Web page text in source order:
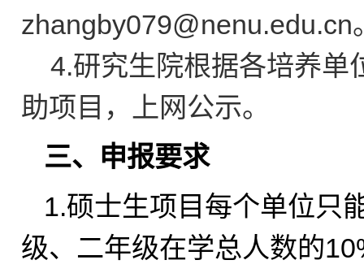
zhangby079@nenu.edu.cn
4.研究生院根据各培养单
助项目，上网公示。
三、申报要求
1.硕士生项目每个单位只
级、二年级在学总人数的